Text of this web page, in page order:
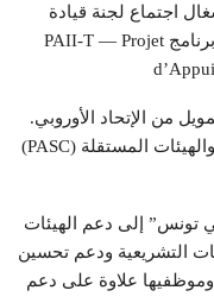
اجتماع لجنة قيادة
مشروع دعم الهيئات المستقلة في تونس برنامج PAII-T — Projet
من الإتحاد الأوروبي.
وهو جزء من برنامج دعم المجتمع المدني والهيئات المستقلة (PASC)
تونس” إلى دعم الهيئات
التشريعية ودعم تحسين
وموظفيها علاوة على دعم